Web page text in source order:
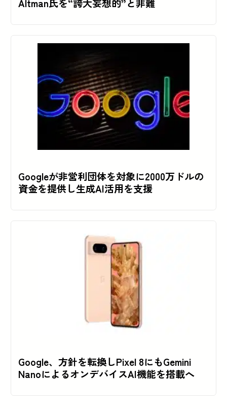
Altman氏を“誇大妄想的”と非難
Googleが非営利団体を対象に2000万ドルの
資金を提供し生成AI活用を支援
Google、方針を転換しPixel 8にもGemini
NanoによるオンデバイスAI機能を搭載へ